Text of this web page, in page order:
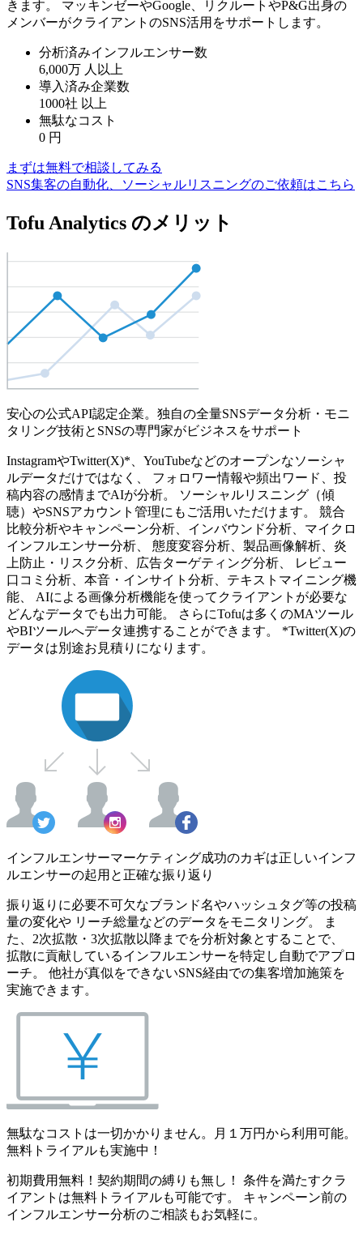
きます。 マッキンゼーやGoogle、リクルートやP&G出身の
メンバーがクライアントのSNS活用をサポートします。
分析済みインフルエンサー数
6,000万 人以上
導入済み企業数
1000社 以上
無駄なコスト
0 円
まずは無料で相談してみる
SNS集客の自動化、ソーシャルリスニングのご依頼はこちら
Tofu Analytics のメリット
安心の公式API認定企業。独自の全量SNSデータ分析・モニ
タリング技術とSNSの専門家がビジネスをサポート
InstagramやTwitter(X)*、YouTubeなどのオープンなソーシャ
ルデータだけではなく、 フォロワー情報や頻出ワード、投
稿内容の感情までAIが分析。 ソーシャルリスニング（傾
聴）やSNSアカウント管理にもご活用いただけます。 競合
比較分析やキャンペーン分析、インバウンド分析、マイクロ
インフルエンサー分析、 態度変容分析、製品画像解析、炎
上防止・リスク分析、広告ターゲティング分析、 レビュー
口コミ分析、本音・インサイト分析、テキストマイニング機
能、 AIによる画像分析機能を使ってクライアントが必要な
どんなデータでも出力可能。 さらにTofuは多くのMAツール
やBIツールへデータ連携することができます。 *Twitter(X)の
データは別途お見積りになります。
インフルエンサーマーケティング成功のカギは正しいインフ
ルエンサーの起用と正確な振り返り
振り返りに必要不可欠なブランド名やハッシュタグ等の投稿
量の変化や リーチ総量などのデータをモニタリング。 ま
た、2次拡散・3次拡散以降までを分析対象とすることで、
拡散に貢献しているインフルエンサーを特定し自動でアプロ
ーチ。 他社が真似をできないSNS経由での集客増加施策を
実施できます。
無駄なコストは一切かかりません。月１万円から利用可能。
無料トライアルも実施中！
初期費用無料！契約期間の縛りも無し！ 条件を満たすクラ
イアントは無料トライアルも可能です。 キャンペーン前の
インフルエンサー分析のご相談もお気軽に。